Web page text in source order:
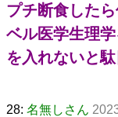
プチ断食した
ベル医学生理
を入れないと
28: 名無しさん